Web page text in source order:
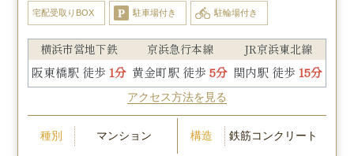
宅配受取りBOX 駐車場付き 駐輪場付き
横浜市営地下鉄
阪東橋駅 徒歩 1分
京浜急行本線
黄金町駅 徒歩 5分
JR京浜東北線
関内駅 徒歩 15分
アクセス方法を見る
種別 マンション 構造 鉄筋コンクリート